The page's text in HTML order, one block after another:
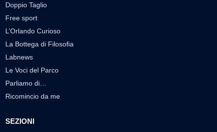
Doppio Taglio
Free sport
L’Orlando Curioso
La Bottega di Filosofia
Labnews
Le Voci del Parco
Parliamo di…
Ricomincio da me
SEZIONI